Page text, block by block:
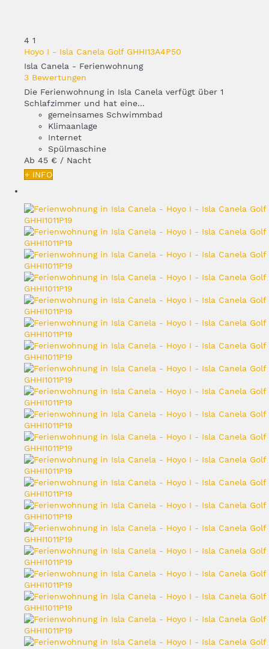
4 1
Hoyo I - Isla Canela Golf GHHI13A4P50
Isla Canela - Ferienwohnung
3 Bewertungen
Die Ferienwohnung in Isla Canela verfügt über 1
Schlafzimmer und hat eine...
gemeinsames Schwimmbad
Klimaanlage
Internet
Spülmaschine
Ab 45 € / Nacht
+ INFO